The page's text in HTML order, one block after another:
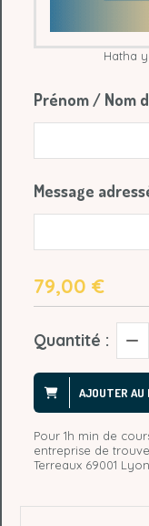
Hatha
Prénom / Nom
Message
79,00 €
Quantité :
AJOUTER AU
Pour 1h min de
entreprise de
Terreaux 69001